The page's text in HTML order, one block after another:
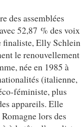
des assemblées
52,87 % des voix
finaliste, Elly Schlein
le renouvellement
née en 1985 à
(italienne,
féministe, plus
appareils. Elle
lors des